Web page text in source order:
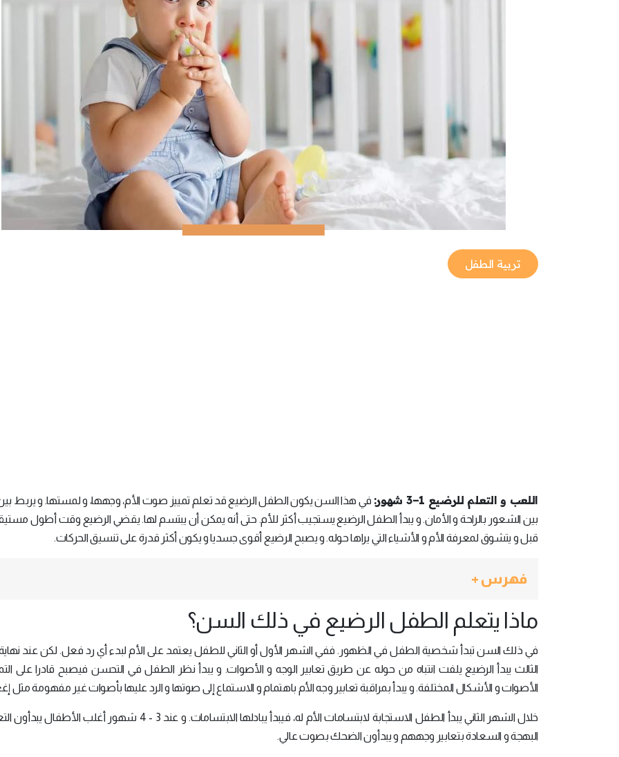
تربية الطفل
اللعب و التعلم للرضيع 1–3 شهور:
في هذا السن يكون الطفل الرضيع قد تعلم تمييز صوت الأم، وجهها، و لمستها. و يربط
بين الشعور بالراحة و الأمان. و يبدأ الطفل الرضيع يستجيب أكثر للأم. حتى أنه يمكن أن يبتسم لها. يقضي الرضيع وقت أطول
قبل و يتشوق لمعرفة الأم و الأشياء التي يراها حوله. و يصبح الرضيع أقوى جسديا و يكون أكثر قدرة على تنسيق الحركات.
فهرس +
ماذا يتعلم الطفل الرضيع في ذلك السن؟
في ذلك السن تبدأ شخصية الطفل في الظهور. ففي الشهر الأول أو الثاني للطفل يعتمد على الأم لبدء أي رد فعل. لكن عند
الثالث يبدأ الرضيع يلفت انتباه من حوله عن طريق تعابير الوجه و الأصوات. و يبدأ نظر الطفل في التحسن فيصبح قادرا على
الأصوات و الأشكال المختلفة. و يبدأ بمراقبة تعابير وجه الأم باهتمام و الاستماع إلى صوتها و الرد عليها بأصوات غير مفهومة مثل
خلال الشهر الثاني يبدأ الطفل الاستجابة لابتسامات الأم له، فيبدأ يبادلها الابتسامات. و عند 3 - 4 شهور
البهجة و السعادة بتعابير وجههم و يبدأون الضحك بصوت عالي.